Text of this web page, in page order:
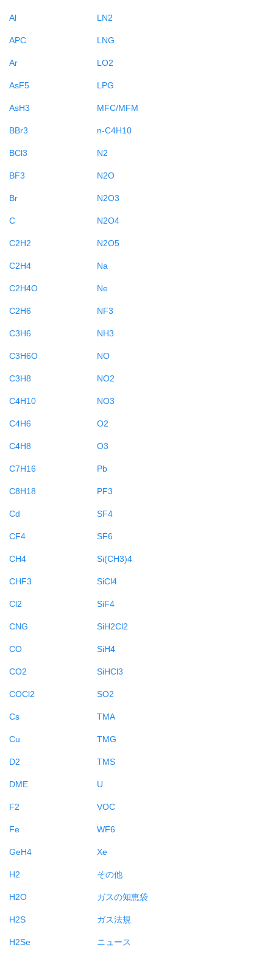
Al
APC
Ar
AsF5
AsH3
BBr3
BCl3
BF3
Br
C
C2H2
C2H4
C2H4O
C2H6
C3H6
C3H6O
C3H8
C4H10
C4H6
C4H8
C7H16
C8H18
Cd
CF4
CH4
CHF3
Cl2
CNG
CO
CO2
COCl2
Cs
Cu
D2
DME
F2
Fe
GeH4
H2
H2O
H2S
H2Se
LN2
LNG
LO2
LPG
MFC/MFM
n-C4H10
N2
N2O
N2O3
N2O4
N2O5
Na
Ne
NF3
NH3
NO
NO2
NO3
O2
O3
Pb
PF3
SF4
SF6
Si(CH3)4
SiCl4
SiF4
SiH2Cl2
SiH4
SiHCl3
SO2
TMA
TMG
TMS
U
VOC
WF6
Xe
その他
ガスの知恵袋
ガス法規
ニュース